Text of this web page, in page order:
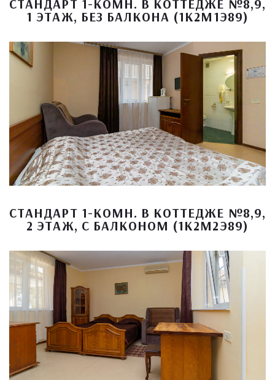
СТАНДАРТ 1-КОМН. В КОТТЕДЖЕ №8,9,
1 ЭТАЖ, БЕЗ БАЛКОНА (1К2М1Э89)
СТАНДАРТ 1-КОМН. В КОТТЕДЖЕ №8,9,
2 ЭТАЖ, С БАЛКОНОМ (1К2М2Э89)